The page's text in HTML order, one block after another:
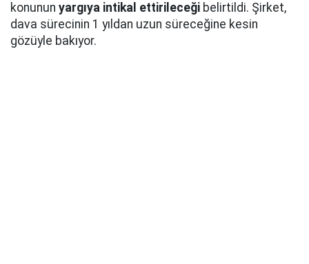
konunun yargıya intikal ettirileceği belirtildi. Şirket,
dava sürecinin 1 yıldan uzun süreceğine kesin
gözüyle bakıyor.